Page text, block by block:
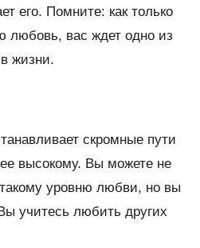
его. Помните: как только
любовь, вас ждет одно из
жизни.
скромные пути
высокому. Вы можете не
уровню любви, но вы
учитесь любить других